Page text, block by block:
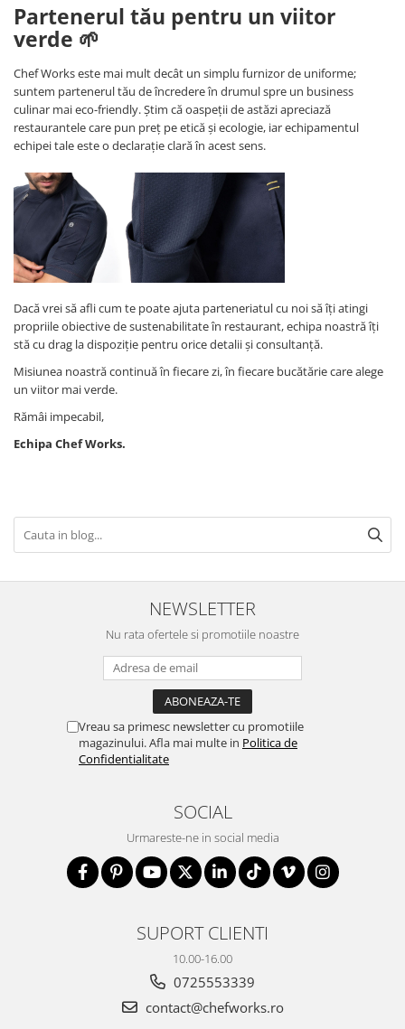
Partenerul tău pentru un viitor
verde 🌱
Chef Works este mai mult decât un simplu furnizor de uniforme;
suntem partenerul tău de încredere în drumul spre un business
culinar mai eco-friendly. Știm că oaspeții de astăzi apreciază
restaurantele care pun preț pe etică și ecologie, iar echipamentul
echipei tale este o declarație clară în acest sens.
Dacă vrei să afli cum te poate ajuta parteneriatul cu noi să îți atingi
propriile obiective de sustenabilitate în restaurant, echipa noastră îți
stă cu drag la dispoziție pentru orice detalii și consultanță.
Misiunea noastră continuă în fiecare zi, în fiecare bucătărie care alege
un viitor mai verde.
Rămâi impecabil,
Echipa Chef Works.
NEWSLETTER
Nu rata ofertele si promotiile noastre
Vreau sa primesc newsletter cu promotiile
magazinului. Afla mai multe in Politica de
Confidentialitate
SOCIAL
Urmareste-ne in social media
SUPORT CLIENTI
10.00-16.00
0725553339
contact@chefworks.ro